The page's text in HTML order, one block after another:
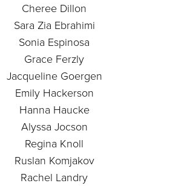
Cheree Dillon
Sara Zia Ebrahimi
Sonia Espinosa
Grace Ferzly
Jacqueline Goergen
Emily Hackerson
Hanna Haucke
Alyssa Jocson
Regina Knoll
Ruslan Komjakov
Rachel Landry